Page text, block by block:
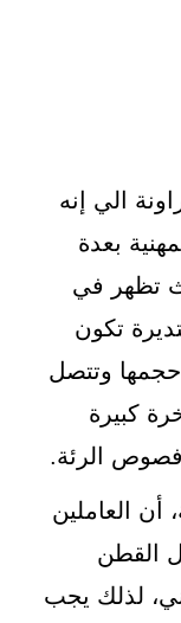
الي إنه
بعدة
تظهر في
تكون
حجمها وتتصل
كبيرة
الرئة.
أن العاملين
القطن
لذلك يجب